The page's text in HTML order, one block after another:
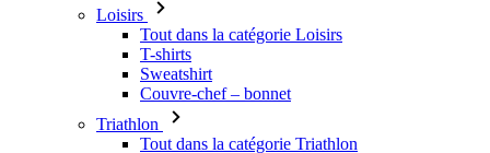
Loisirs
Tout dans la catégorie Loisirs
T-shirts
Sweatshirt
Couvre-chef – bonnet
Triathlon
Tout dans la catégorie Triathlon